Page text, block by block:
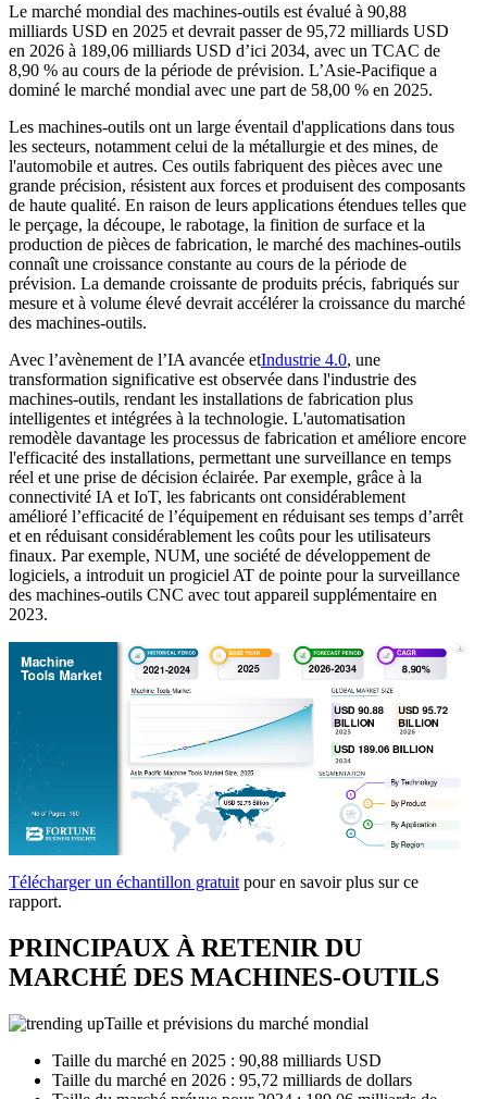
Le marché mondial des machines-outils est évalué à 90,88
milliards USD en 2025 et devrait passer de 95,72 milliards USD
en 2026 à 189,06 milliards USD d’ici 2034, avec un TCAC de
8,90 % au cours de la période de prévision. L’Asie-Pacifique a
dominé le marché mondial avec une part de 58,00 % en 2025.
Les machines-outils ont un large éventail d'applications dans tous
les secteurs, notamment celui de la métallurgie et des mines, de
l'automobile et autres. Ces outils fabriquent des pièces avec une
grande précision, résistent aux forces et produisent des composants
de haute qualité. En raison de leurs applications étendues telles que
le perçage, la découpe, le rabotage, la finition de surface et la
production de pièces de fabrication, le marché des machines-outils
connaît une croissance constante au cours de la période de
prévision. La demande croissante de produits précis, fabriqués sur
mesure et à volume élevé devrait accélérer la croissance du marché
des machines-outils.
Avec l’avènement de l’IA avancée etIndustrie 4.0, une
transformation significative est observée dans l'industrie des
machines-outils, rendant les installations de fabrication plus
intelligentes et intégrées à la technologie. L'automatisation
remodèle davantage les processus de fabrication et améliore encore
l'efficacité des installations, permettant une surveillance en temps
réel et une prise de décision éclairée. Par exemple, grâce à la
connectivité IA et IoT, les fabricants ont considérablement
amélioré l’efficacité de l’équipement en réduisant ses temps d’arrêt
et en réduisant considérablement les coûts pour les utilisateurs
finaux. Par exemple, NUM, une société de développement de
logiciels, a introduit un progiciel AT de pointe pour la surveillance
des machines-outils CNC avec tout appareil supplémentaire en
2023.
Télécharger un échantillon gratuit pour en savoir plus sur ce
rapport.
PRINCIPAUX À RETENIR DU
MARCHÉ DES MACHINES-OUTILS
Taille et prévisions du marché mondial
Taille du marché en 2025 : 90,88 milliards USD
Taille du marché en 2026 : 95,72 milliards de dollars